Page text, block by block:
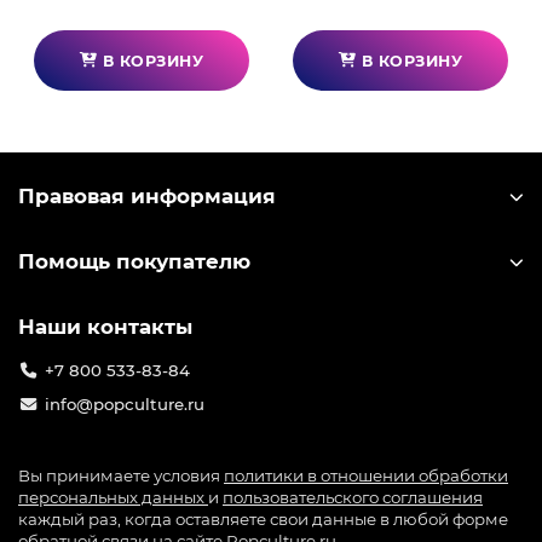
В КОРЗИНУ В КОРЗИНУ
Правовая информация
Помощь покупателю
Наши контакты
+7 800 533-83-84
info@popculture.ru
Вы принимаете условия политики в отношении обработки
персональных данных и пользовательского соглашения
каждый раз, когда оставляете свои данные в любой форме